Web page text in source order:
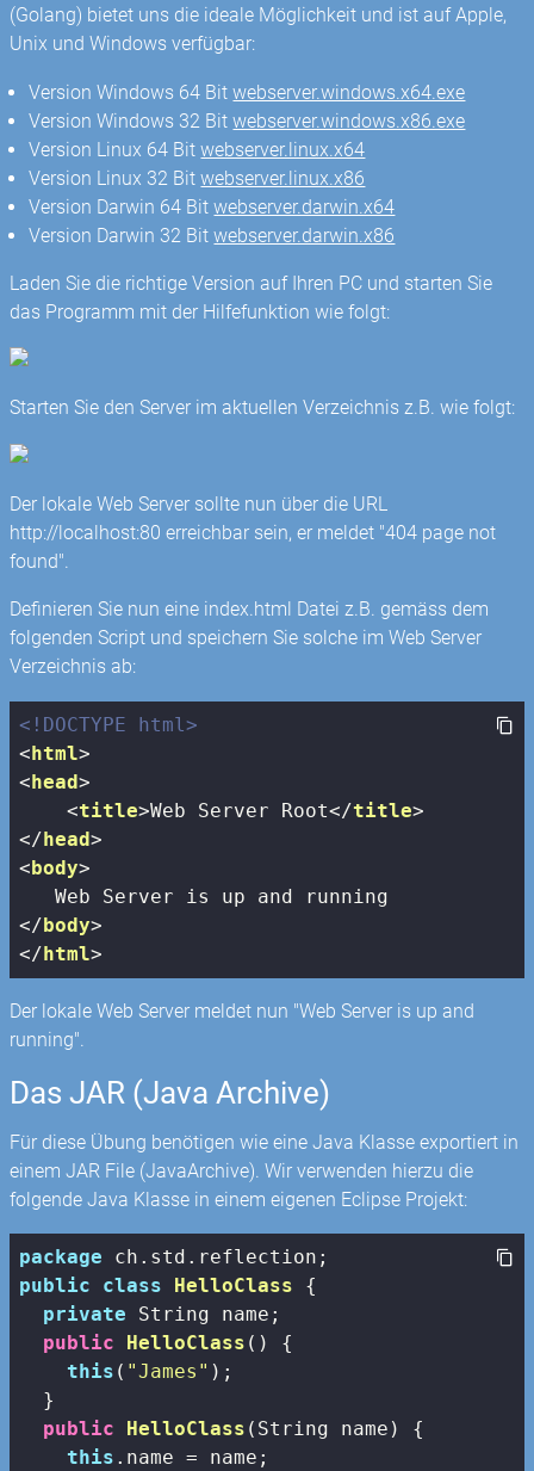
(Golang) bietet uns die ideale Möglichkeit und ist auf Apple,
Unix und Windows verfügbar:
Version Windows 64 Bitwebserver.windows.x64.exe
Version Windows 32 Bitwebserver.windows.x86.exe
Version Linux 64 Bitwebserver.linux.x64
Version Linux 32 Bitwebserver.linux.x86
Version Darwin 64 Bitwebserver.darwin.x64
Version Darwin 32 Bitwebserver.darwin.x86
Laden Sie die richtige Version auf Ihren PC und starten Sie
das Programm mit der Hilfefunktion wie folgt:
Starten Sie den Server im aktuellen Verzeichnis z.B. wie folgt:
Der lokale Web Server sollte nun über die URL
http://localhost:80 erreichbar sein, er meldet "404 page not
found".
Definieren Sie nun eine index.html Datei z.B. gemäss dem
folgenden Script und speichern Sie solche im Web Server
Verzeichnis ab:
<!DOCTYPE html>
<html>
<head>
<title>Web Server Root</title>
</head>
<body>
</body>
</html>
Der lokale Web Server meldet nun "Web Server is up and
running".
Das JAR (Java Archive)
Für diese Übung benötigen wie eine Java Klasse exportiert in
einem JAR File (JavaArchive). Wir verwenden hierzu die
folgende Java Klasse in einem eigenen Eclipse Projekt:
package
public
class HelloClass
{
private String name;
public
HelloClass ()
{
this ( "James" );
  }
public
HelloClass (String name)
{
this .name = name;